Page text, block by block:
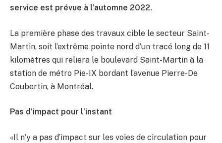
service est prévue à l’automne 2022.
La première phase des travaux cible le secteur Saint-
Martin, soit l’extrême pointe nord d’un tracé long de 11
kilomètres qui reliera le boulevard Saint-Martin à la
station de métro Pie-IX bordant l’avenue Pierre-De
Coubertin, à Montréal.
Pas d’impact pour l’instant
«Il n’y a pas d’impact sur les voies de circulation pour